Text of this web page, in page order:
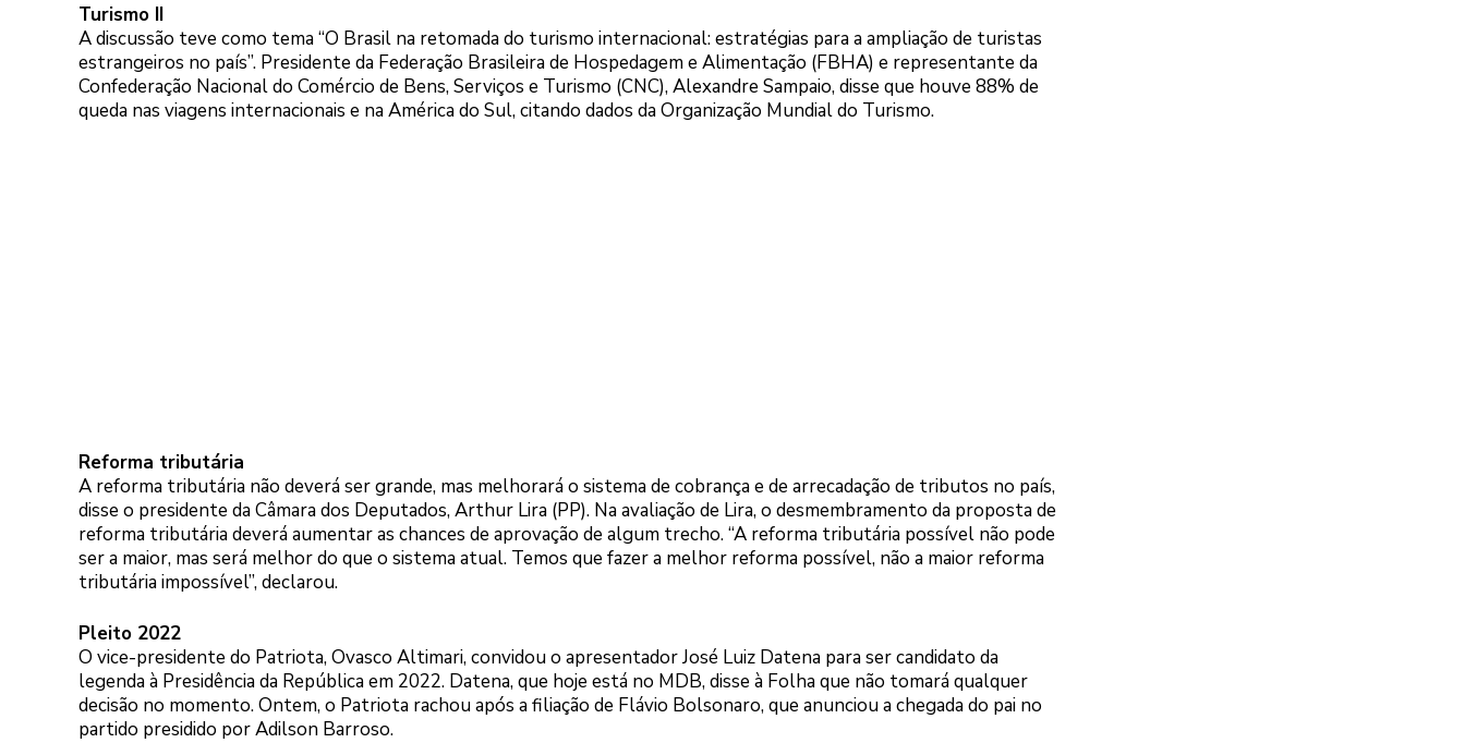
Turismo II
A discussão teve como tema “O Brasil na retomada do turismo internacional: estratégias para a ampliação de turistas
estrangeiros no país”. Presidente da Federação Brasileira de Hospedagem e Alimentação (FBHA) e representante da
Confederação Nacional do Comércio de Bens, Serviços e Turismo (CNC), Alexandre Sampaio, disse que houve 88% de
queda nas viagens internacionais e na América do Sul, citando dados da Organização Mundial do Turismo.
Reforma tributária
A reforma tributária não deverá ser grande, mas melhorará o sistema de cobrança e de arrecadação de tributos no país,
disse o presidente da Câmara dos Deputados, Arthur Lira (PP). Na avaliação de Lira, o desmembramento da proposta de
reforma tributária deverá aumentar as chances de aprovação de algum trecho. “A reforma tributária possível não pode
ser a maior, mas será melhor do que o sistema atual. Temos que fazer a melhor reforma possível, não a maior reforma
tributária impossível”, declarou.
Pleito 2022
O vice-presidente do Patriota, Ovasco Altimari, convidou o apresentador José Luiz Datena para ser candidato da
legenda à Presidência da República em 2022. Datena, que hoje está no MDB, disse à Folha que não tomará qualquer
decisão no momento. Ontem, o Patriota rachou após a filiação de Flávio Bolsonaro, que anunciou a chegada do pai no
partido presidido por Adilson Barroso.